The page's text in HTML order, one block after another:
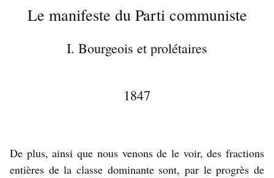
Le manifeste du Parti communiste
I. Bourgeois et prolétaires
1847
De plus, ainsi que nous venons de le voir, des fractions
entières de la classe dominante sont, par le progrès de